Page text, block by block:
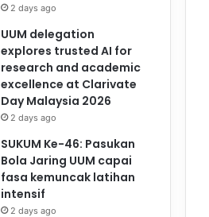
2 days ago
UUM delegation
explores trusted AI for
research and academic
excellence at Clarivate
Day Malaysia 2026
2 days ago
SUKUM Ke-46: Pasukan
Bola Jaring UUM capai
fasa kemuncak latihan
intensif
2 days ago